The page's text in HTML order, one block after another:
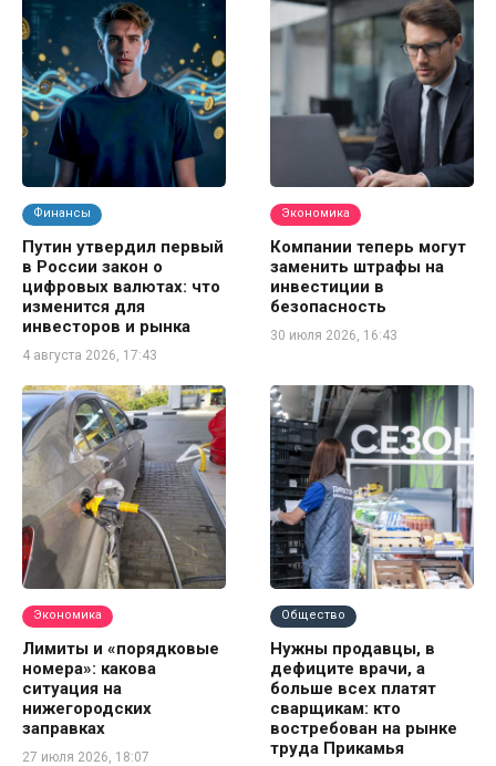
Финансы
Путин утвердил первый
в России закон о
цифровых валютах: что
изменится для
инвесторов и рынка
4 августа 2026, 17:43
Экономика
Компании теперь могут
заменить штрафы на
инвестиции в
безопасность
30 июля 2026, 16:43
Экономика
Лимиты и «порядковые
номера»: какова
ситуация на
нижегородских
заправках
27 июля 2026, 18:07
Общество
Нужны продавцы, в
дефиците врачи, а
больше всех платят
сварщикам: кто
востребован на рынке
труда Прикамья